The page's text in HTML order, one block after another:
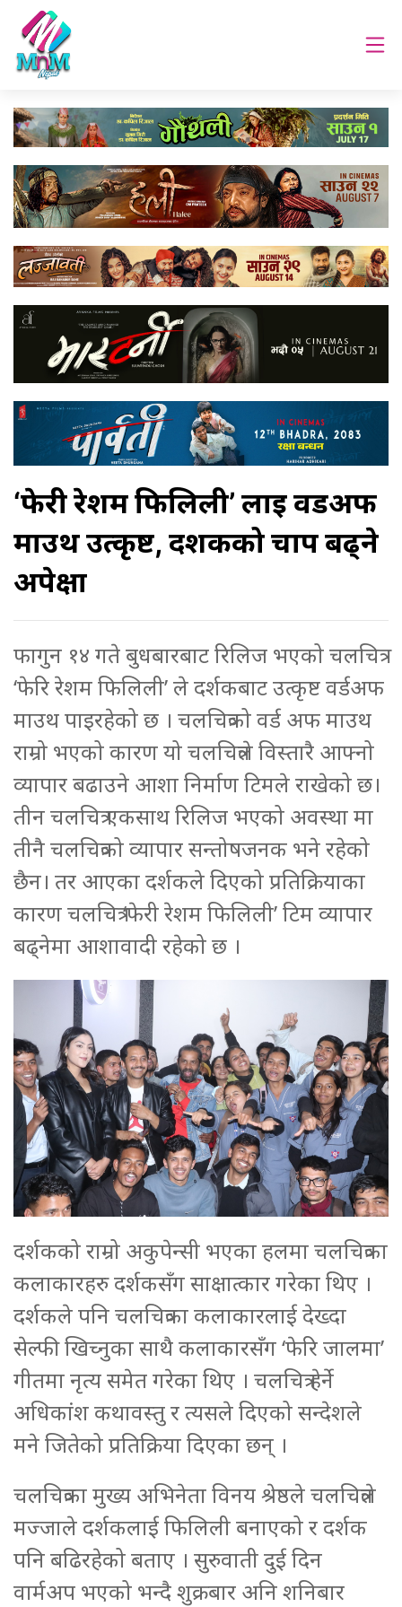
‘फेरी रेशम फिलिली’ लाई वर्डअफ
माउथ उत्कृष्ट, दर्शकको चाप बढ्ने
अपेक्षा
फागुन १४ गते बुधबारबाट रिलिज भएको चलचित्र
‘फेरि रेशम फिलिली’ ले दर्शकबाट उत्कृष्ट वर्डअफ
माउथ पाइरहेको छ । चलचित्रको वर्ड अफ माउथ
राम्रो भएको कारण यो चलचित्रले विस्तारै आफ्नो
व्यापार बढाउने आशा निर्माण टिमले राखेको छ।
तीन चलचित्र एकसाथ रिलिज भएको अवस्था मा
तीनै चलचित्रको व्यापार सन्तोषजनक भने रहेको
छैन। तर आएका दर्शकले दिएको प्रतिक्रियाका
कारण चलचित्र ‘फेरी रेशम फिलिली’ टिम व्यापार
बढ्नेमा आशावादी रहेको छ ।
दर्शकको राम्रो अकुपेन्सी भएका हलमा चलचित्रका
कलाकारहरु दर्शकसँग साक्षात्कार गरेका थिए ।
दर्शकले पनि चलचित्रका कलाकारलाई देख्दा
सेल्फी खिच्नुका साथै कलाकारसँग ‘फेरि जालमा’
गीतमा नृत्य समेत गरेका थिए । चलचित्र हेर्ने
अधिकांश कथावस्तु र त्यसले दिएको सन्देशले
मने जितेको प्रतिक्रिया दिएका छन् ।
चलचित्रका मुख्य अभिनेता विनय श्रेष्ठले चलचित्रले
मज्जाले दर्शकलाई फिलिली बनाएको र दर्शक
पनि बढिरहेको बताए । सुरुवाती दुई दिन
वार्मअप भएको भन्दै शुक्रबार अनि शनिबार